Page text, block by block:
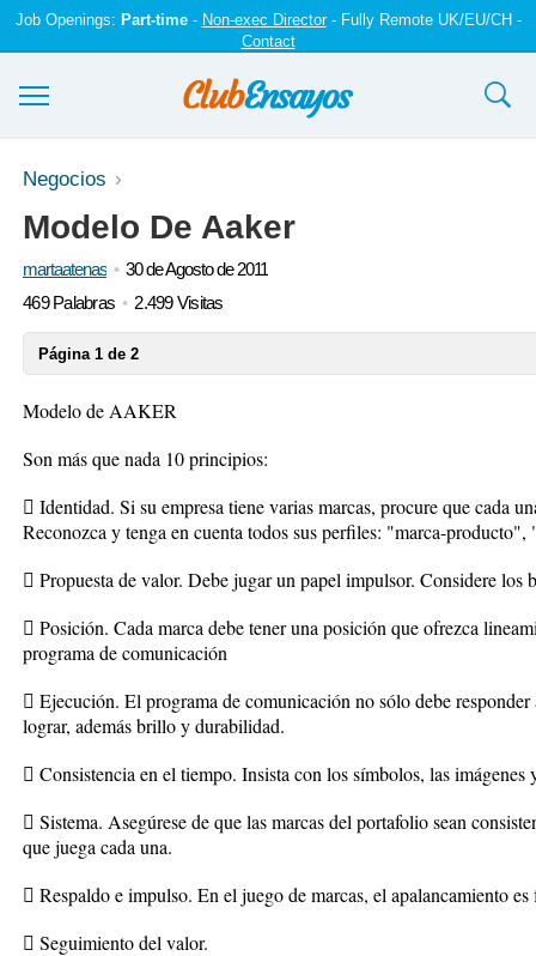
Job Openings: Part-time- Non-exec Director- Fully Remote UK/EU/CH -
Contact
Ensayos y trabajos
Registrarse
Iniciar sesión
Negocios
Modelo De Aaker
martaatenas
30 de Agosto de 2011
469 Palabras
2.499 Visitas
Página 1 de 2
Modelo de AAKER
Son más que nada 10 principios:
 Identidad. Si su empresa tiene varias marcas, procure que cada
Reconozca y tenga en cuenta todos sus perfiles: "marca-
 Propuesta de valor. Debe jugar un papel impulsor. Considere los
 Posición. Cada marca debe tener una posición que ofrezca
programa de comunicación
 Ejecución. El programa de comunicación no sólo debe
lograr, además brillo y durabilidad.
 Consistencia en el tiempo. Insista con los símbolos, las imágenes
 Sistema. Asegúrese de que las marcas del portafolio sean
que juega cada una.
 Respaldo e impulso. En el juego de marcas, el apalancamiento
 Seguimiento del valor.